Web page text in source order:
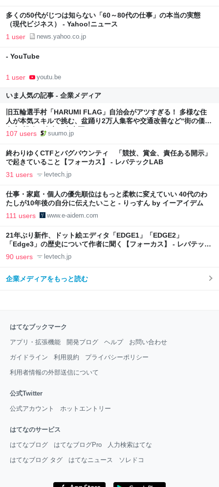
多くの50代がじつは知らない「60～80代の仕事」の本当の実態
（現代ビジネス） - Yahoo!ニュース
1 user news.yahoo.co.jp
- YouTube
1 user youtu.be
いま人気の記事 - 企業メディア
旧五輪選手村「HARUMI FLAG」自治会がアツすぎる！ 多様な住
人が本気スキルで挑む、盆踊り2万人集客や交通改善など“街の価値
向上”戦略 東京・中央区
107 users suumo.jp
終わりゆくCTFとバグバウンティ 「競技、賞金、責任ある開示」
で起きていること【フォーカス】 - レバテックLAB
31 users levtech.jp
仕事・家庭・個人の優先順位はもっと柔軟に変えていい 40代のわ
たしが10年後の自分に伝えたいこと - りっすん by イーアイデム
111 users www.e-aidem.com
21年ぶり新作、ドット絵エディタ「EDGE1」「EDGE2」
「Edge3」の歴史について作者に聞く【フォーカス】 - レバテック
LAB
90 users levtech.jp
企業メディアをもっと読む
はてなブックマーク
アプリ・拡張機能 開発ブログ ヘルプ お問い合わせ
ガイドライン 利用規約 プライバシーポリシー
利用者情報の外部送信について
公式Twitter
公式アカウント ホットエントリー
はてなのサービス
はてなブログ はてなブログPro 人力検索はてな
はてなブログ タグ はてなニュース ソレドコ